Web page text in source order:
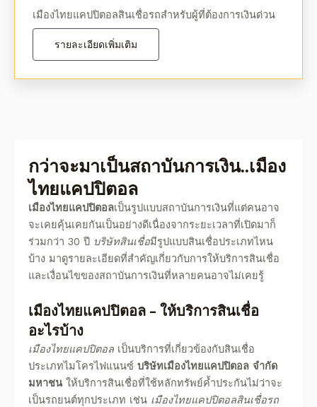
เมืองไทยแคปปิตอลสินเชื่อรถสำหรับผู้ที่ต้องการเงินด่วน
รายละเอียดเพิ่มเติม
กว่าจะมาเป็นสถาบันการเงิน..เมือง
ไทยแคปปิตอล
เมืองไทยแคปปิตอลเป็นรูปแบบสถาบันการเงินที่แต่คนอาจ
จะเคยคุ้นเคยกันเป็นอย่างดีเนื่องจากระยะเวลาที่เปิดมาก็
ร่วมกว่า 30 ปี บริษัทสินเชื่อมีรูปแบบสินเชื่อประเภทไหน
บ้าง มาดูรายละเอียดที่สำคัญเกี่ยวกับการให้บริการสินเชื่อ
และเงื่อนไขของสถาบันการเงินที่หลายคนอาจไม่เคยรู้
เมืองไทยแคปปิตอล – ให้บริการสินเชื่อ
อะไรบ้าง
เมืองไทยแคปปิตอล เป็นบริการที่เกี่ยวข้องกับสินเชื่อ
ประเภทไมโครไฟแนนซ์ บริษัทเมืองไทยแคปปิตอล จํากัด
มหาชนให้บริการสินเชื่อที่ใช้หลักทรัพย์ค้ำประกันไม่ว่าจะ
เป็นรถยนต์ทุกประเภท เช่น เมืองไทยแคปปิตอลสินเชื่อรถ